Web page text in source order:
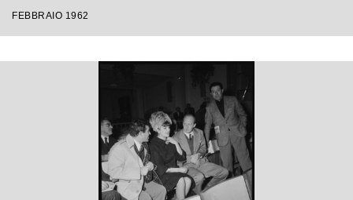
FEBBRAIO 1962